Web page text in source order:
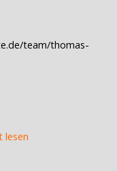
lesen